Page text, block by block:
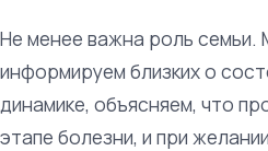
Не менее важна роль семьи.
информируем близких о
динамике, объясняем, что
этапе болезни, и при